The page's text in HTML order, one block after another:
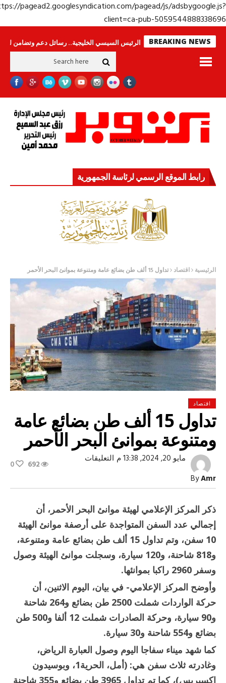
https://pagead2.googlesyndication.com/pagead/js/
client=ca-pub-
BREAKING NEWS
ينامون جولة الرئيس السيسي الخليجية.. رسائل دعم وتضامن للأشقاء
رابط الموقع الرسمي لرئاسة الجمهورية
الرئيسية اقتصاد تداول 15 ألف طن بضائع عامة ومتنوعة بموانئ البحر الأحمر
اقتصاد
تداول 15 ألف طن بضائع عامة
ومتنوعة بموانئ البحر الأحمر
ByAmr
مايو 20, 2024, 13:38 م التعليقاتعلى
طن
عامة
ومتنوعة
بموانئ
البحر
الأحمر
مغلقة
692
0
ذكر المركز الإعلامي لهيئة موانئ البحر الأحمر، أن
إجمالي عدد السفن المتواجدة على أرصفة موانئ الهيئة
10 سفن، وتم تداول 15 ألف طن بضائع عامة ومتنوعة،
و818 شاحنة، و120 سيارة، وسجلت موانئ الهيئة وصول
وسفر 2960 راكبا بموانئها.
وأوضح المركز الإعلامي- في بيان، اليوم الاثنين، أن
حركة الواردات شملت 2500 طن بضائع و264 شاحنة
و90 سيارة، وحركة الصادرات شملت 12 ألفا و500 طن
بضائع و554 شاحنة و30 سيارة.
كما شهد ميناء سفاجا اليوم وصول العبارة الرياض،
وغادرته ثلاث سفن هي: (أمل، الحرية1، وبوسيدون
إكسبريس)، كما تم تداول 3965 طن بضائع و355 شاحنة